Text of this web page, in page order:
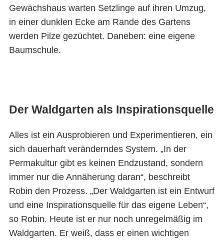
Gewächshaus warten Setzlinge auf ihren Umzug,
in einer dunklen Ecke am Rande des Gartens
werden Pilze gezüchtet. Daneben: eine eigene
Baumschule.
Der Waldgarten als Inspirationsquelle
Alles ist ein Ausprobieren und Experimentieren, ein
sich dauerhaft veränderndes System. „In der
Permakultur gibt es keinen Endzustand, sondern
immer nur die Annäherung daran“, beschreibt
Robin den Prozess. „Der Waldgarten ist ein Entwurf
und eine Inspirationsquelle für das eigene Leben“,
so Robin. Heute ist er nur noch unregelmäßig im
Waldgarten. Er weiß, dass er einen wichtigen